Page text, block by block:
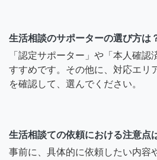
生活相談のサポーターの選び方は
「認定サポーター」や「本人確認
すすめです。その他に、対応エリ
を確認して、選んでください。
生活相談ての依頼における注意点
事前に、具体的に依頼したい内容